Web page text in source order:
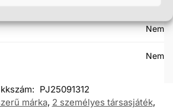
Nem
Nem
PJ25091312
márka, 2 személyes társasjáték,